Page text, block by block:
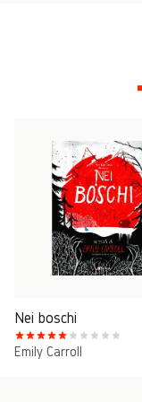
Nei boschi
Emily Carroll